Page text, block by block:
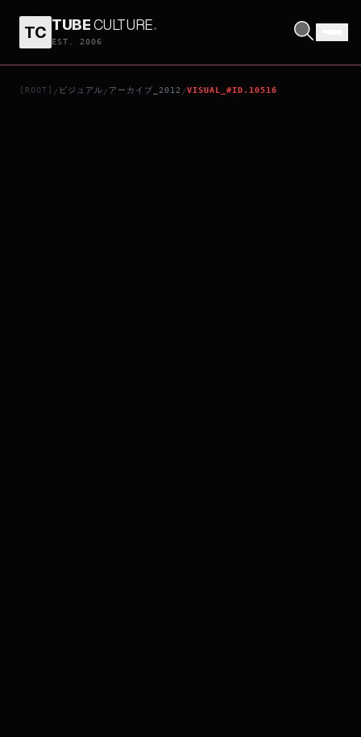
TC TUBECULTURE.
EST. 2006
[ROOT] / ビジュアル / アーカイブ_2012 /VISUAL_#ID.10516
LIBERAL ARTS